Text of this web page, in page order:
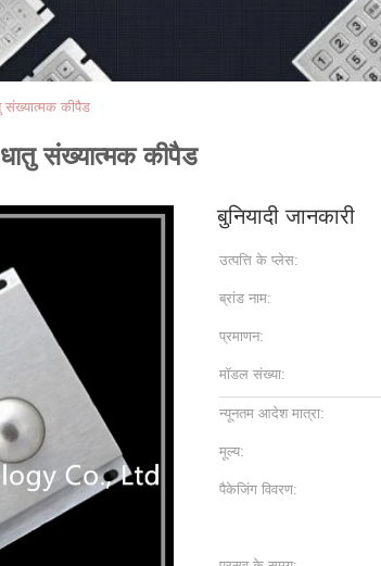
संख्यात्मक कीपैड
संख्यात्मक कीपैड
बुनियादी जानकारी
उत्पत्ति के प्लेस:
ब्रांड नाम:
प्रमाणन:
मॉडल संख्या:
न्यूनतम आदेश मात्रा:
मूल्य:
पैकेजिंग विवरण: